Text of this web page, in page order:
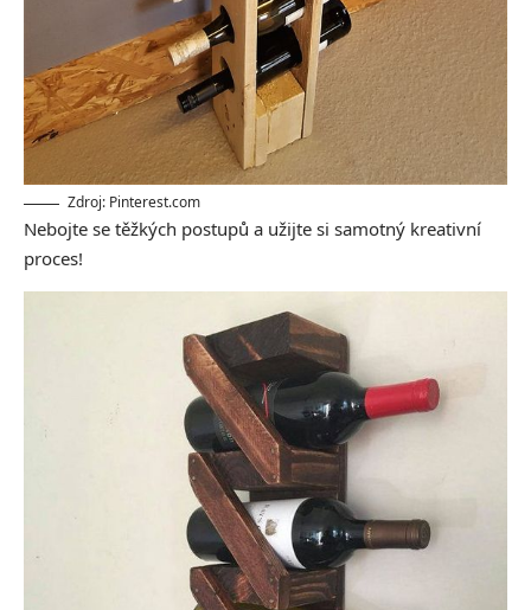
Zdroj: Pinterest.com
Nebojte se těžkých postupů a užijte si samotný kreativní
proces!